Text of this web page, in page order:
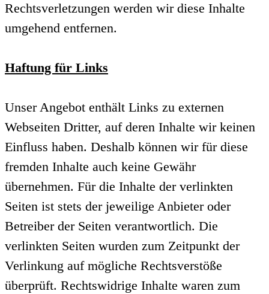
Rechtsverletzungen werden wir diese Inhalte
umgehend entfernen.
Haftung für Links
Unser Angebot enthält Links zu externen
Webseiten Dritter, auf deren Inhalte wir keinen
Einfluss haben. Deshalb können wir für diese
fremden Inhalte auch keine Gewähr
übernehmen. Für die Inhalte der verlinkten
Seiten ist stets der jeweilige Anbieter oder
Betreiber der Seiten verantwortlich. Die
verlinkten Seiten wurden zum Zeitpunkt der
Verlinkung auf mögliche Rechtsverstöße
überprüft. Rechtswidrige Inhalte waren zum